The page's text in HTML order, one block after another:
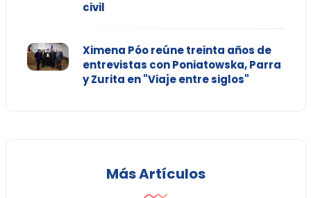
civil
Ximena Póo reúne treinta años de
entrevistas con Poniatowska, Parra
y Zurita en "Viaje entre siglos"
Más Artículos